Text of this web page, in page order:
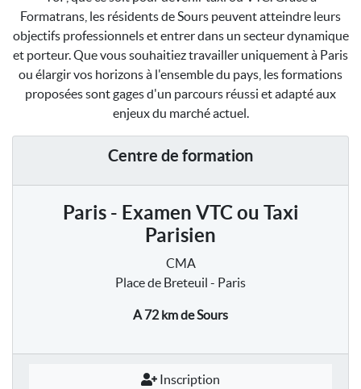
Formatrans, les résidents de Sours peuvent atteindre leurs
objectifs professionnels et entrer dans un secteur dynamique
et porteur. Que vous souhaitiez travailler uniquement à Paris
ou élargir vos horizons à l'ensemble du pays, les formations
proposées sont gages d'un parcours réussi et adapté aux
enjeux du marché actuel.
Centre de formation
Paris - Examen VTC ou Taxi
Parisien
CMA
Place de Breteuil - Paris
A 72 kmde Sours
Inscription